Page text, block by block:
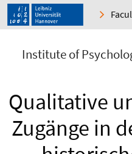
Institute of
Qualitative
Zugänge in